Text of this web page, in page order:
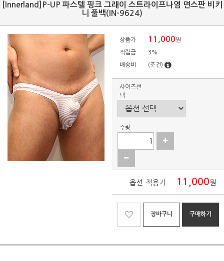
[Innerland]P-UP 파스텔 핑크 그래이 스트라이프나염 면스판 비키
니 풀백(IN-9624)
상품가 11,000원
적립금 3%
배송비 (조건)
사이즈선
택
수량
옵션 적용가 11,000원
장바구니 구매하기